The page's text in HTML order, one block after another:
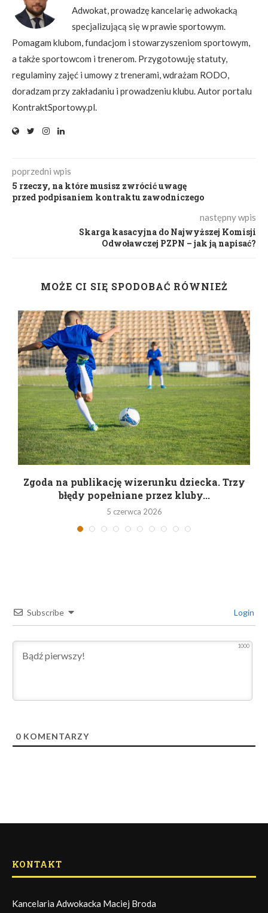
Adwokat, prowadzę kancelarię adwokacką
specjalizującą się w prawie sportowym.
Pomagam klubom, fundacjom i stowarzyszeniom sportowym,
a także sportowcom i trenerom. Przygotowuję statuty,
regulaminy zajęć i umowy z trenerami, wdrażam RODO,
doradzam przy zakładaniu i prowadzeniu klubu. Autor portalu
KontraktSportowy.pl.
poprzedni wpis
5 rzeczy, na które musisz zwrócić uwagę
przed podpisaniem kontraktu zawodniczego
następny wpis
Skarga kasacyjna do Najwyższej Komisji
Odwoławczej PZPN – jak ją napisać?
MOŻE CI SIĘ SPODOBAĆ RÓWNIEŻ
Zgoda na publikację wizerunku dziecka. Trzy
błędy popełniane przez kluby...
5 czerwca 2026
Subscribe Login
1000
0 KOMENTARZY
KONTAKT
Kancelaria Adwokacka Maciej Broda